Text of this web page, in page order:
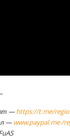
—https://t.me/
— www.paypal.me /